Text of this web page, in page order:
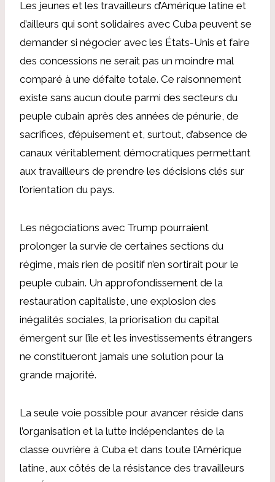
Les jeunes et les travailleurs d’Amérique latine et
d’ailleurs qui sont solidaires avec Cuba peuvent se
demander si négocier avec les États-Unis et faire
des concessions ne serait pas un moindre mal
comparé à une défaite totale. Ce raisonnement
existe sans aucun doute parmi des secteurs du
peuple cubain après des années de pénurie, de
sacrifices, d’épuisement et, surtout, d’absence de
canaux véritablement démocratiques permettant
aux travailleurs de prendre les décisions clés sur
l’orientation du pays.
Les négociations avec Trump pourraient
prolonger la survie de certaines sections du
régime, mais rien de positif n’en sortirait pour le
peuple cubain. Un approfondissement de la
restauration capitaliste, une explosion des
inégalités sociales, la priorisation du capital
émergent sur l’île et les investissements étrangers
ne constitueront jamais une solution pour la
grande majorité.
La seule voie possible pour avancer réside dans
l’organisation et la lutte indépendantes de la
classe ouvrière à Cuba et dans toute l’Amérique
latine, aux côtés de la résistance des travailleurs